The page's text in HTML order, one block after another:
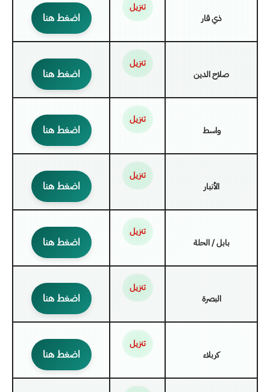
ذي قار
تنزيل
اضغط هنا
صلاح الدين
تنزيل
اضغط هنا
واسط
تنزيل
اضغط هنا
الأنبار
تنزيل
اضغط هنا
بابل / الحلة
تنزيل
اضغط هنا
البصرة
تنزيل
اضغط هنا
كربلاء
تنزيل
اضغط هنا